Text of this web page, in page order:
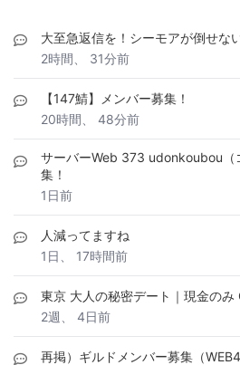
大至急返信を！シーモアが倒せな
2時間、 31分前
【147鯖】メンバー募集！
20時間、 48分前
サーバーWeb 373 udonkoubou（
集！
1日前
人減ってますね
1日、 17時間前
東京 大人の秘密デート｜現金の
2週、 4日前
再掲）ギルドメンバー募集（